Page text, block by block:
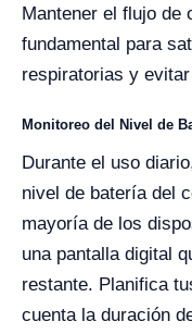
Mantener el flujo de
fundamental para
respiratorias y
Monitoreo del Nivel de
Durante el uso
nivel de batería del
mayoría de los
una pantalla digital
restante. Planifica
cuenta la duración